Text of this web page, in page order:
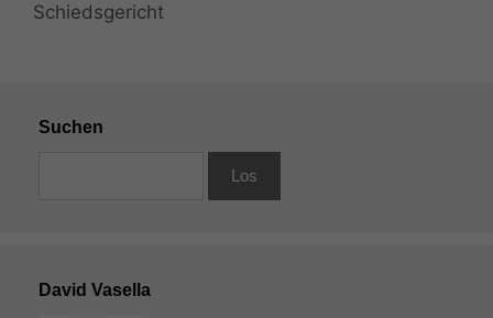
Schiedsgericht
Suchen
David Vasella